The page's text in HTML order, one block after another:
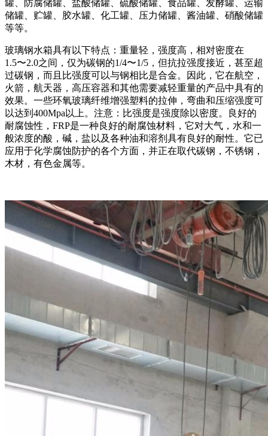
罐、防腐储罐、盐酸储罐、硫酸储罐、食品罐、发酵罐、运输
储罐、贮罐、胶水罐、化工罐、压力储罐、酱油罐、硝酸储罐
等等。
玻璃钢水箱具有以下特点：重量轻，强度高，相对密度在
1.5〜2.0之间，仅为碳钢的1/4〜1/5，但抗拉强度接近，甚至超
过碳钢，而且比强度可以与钢相比是合金。因此，它在航空，
火箭，航天器，高压容器和其他需要减轻重量的产品中具有的
效果。一些环氧玻璃纤维增强塑料的拉伸，弯曲和压缩强度可
以达到400Mpa以上。注意：比强度是强度除以密度。良好的
耐腐蚀性，FRP是一种良好的耐腐蚀材料，它对大气，水和一
般浓度的酸，碱，盐以及各种油和溶剂具有良好的耐性。它已
应用于化学腐蚀防护的各个方面，并正在取代碳钢，不锈钢，
木材，有色金属等。